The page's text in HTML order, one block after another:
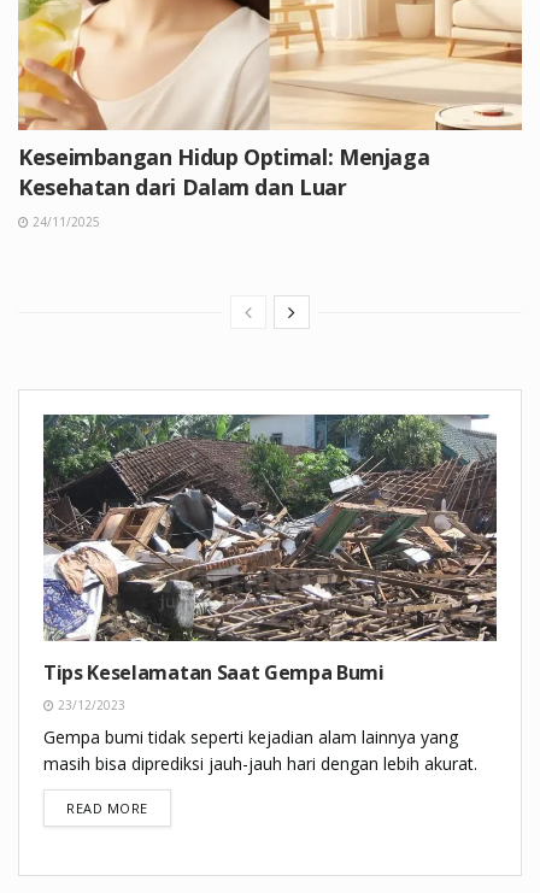
Keseimbangan Hidup Optimal: Menjaga
Kesehatan dari Dalam dan Luar
24/11/2025
Tips Keselamatan Saat Gempa Bumi
23/12/2023
Gempa bumi tidak seperti kejadian alam lainnya yang
masih bisa diprediksi jauh-jauh hari dengan lebih akurat.
READ MOREDETAILS